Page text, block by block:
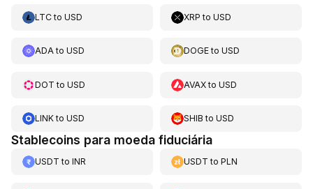
LTCto USD XRP toUSD
ADAto USD DOGEtoUSD
DOT to USD AVAXtoUSD
LINKto USD SHIB toUSD
Stablecoins para moeda fiduciária
USDT to INR USDT toPLN